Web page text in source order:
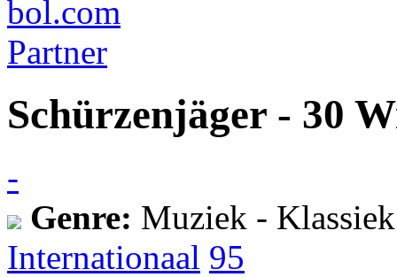
Schürzenjäger - 30
-
Genre: Muziek -
Internationaal 95